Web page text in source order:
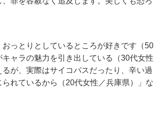
っとりとしているところが好きです（50
ャラの魅力を引き出している（30代女性
が、実際はサイコパスだったり、辛い過
れているから（20代女性／兵庫県）」な